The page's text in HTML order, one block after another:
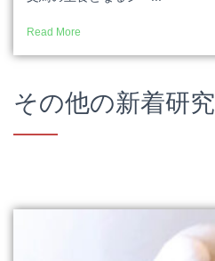
Read More
その他の新着研究